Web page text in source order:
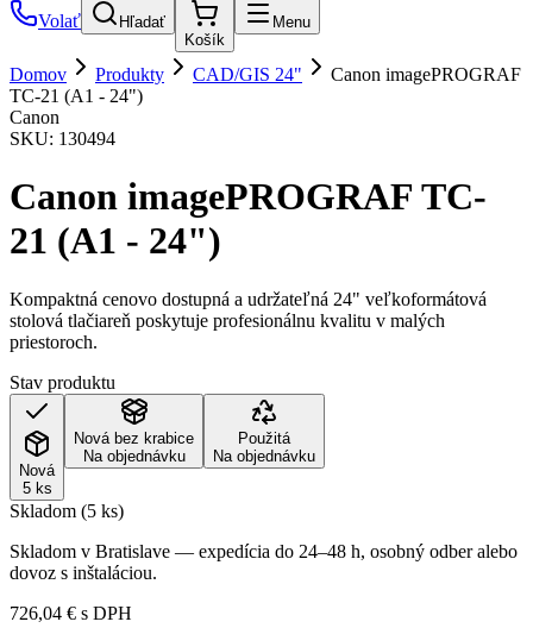
Volať
Hľadať
Košík
Menu
Domov Produkty CAD/GIS 24"
Canon imagePROGRAF
TC-21 (A1 - 24")
Canon
SKU: 130494
Canon imagePROGRAF TC-
21 (A1 - 24")
Kompaktná cenovo dostupná a udržateľná 24" veľkoformátová
stolová tlačiareň poskytuje profesionálnu kvalitu v malých
priestoroch.
Stav produktu
Nová
5 ks
Nová bez krabice
Na objednávku
Použitá
Na objednávku
Skladom (5 ks)
Skladom v Bratislave — expedícia do 24–48 h, osobný odber alebo
dovoz s inštaláciou.
726,04 € s DPH